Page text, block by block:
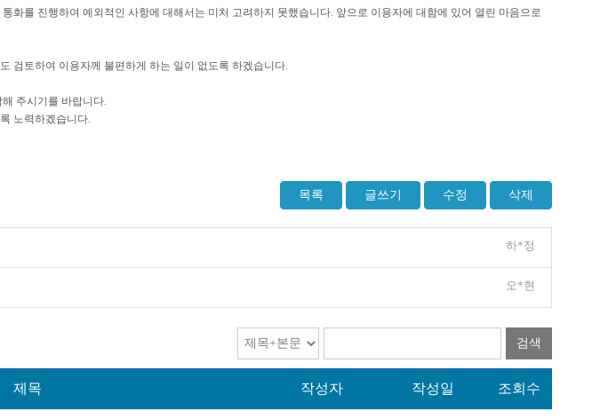
화를 진행하여 예외적인 사항에 대해서는 미처 고려하지 못했습니다. 앞으로 이용자에 대함에 있어 열린 마음으로
검토하여 이용자께 불편하게 하는 일이 없도록 하겠습니다.
해 주시기를 바랍니다.
노력하겠습니다.
목록 글쓰기 수정 삭제
하*정
오*현
검색
제목 작성자 작성일 조회수